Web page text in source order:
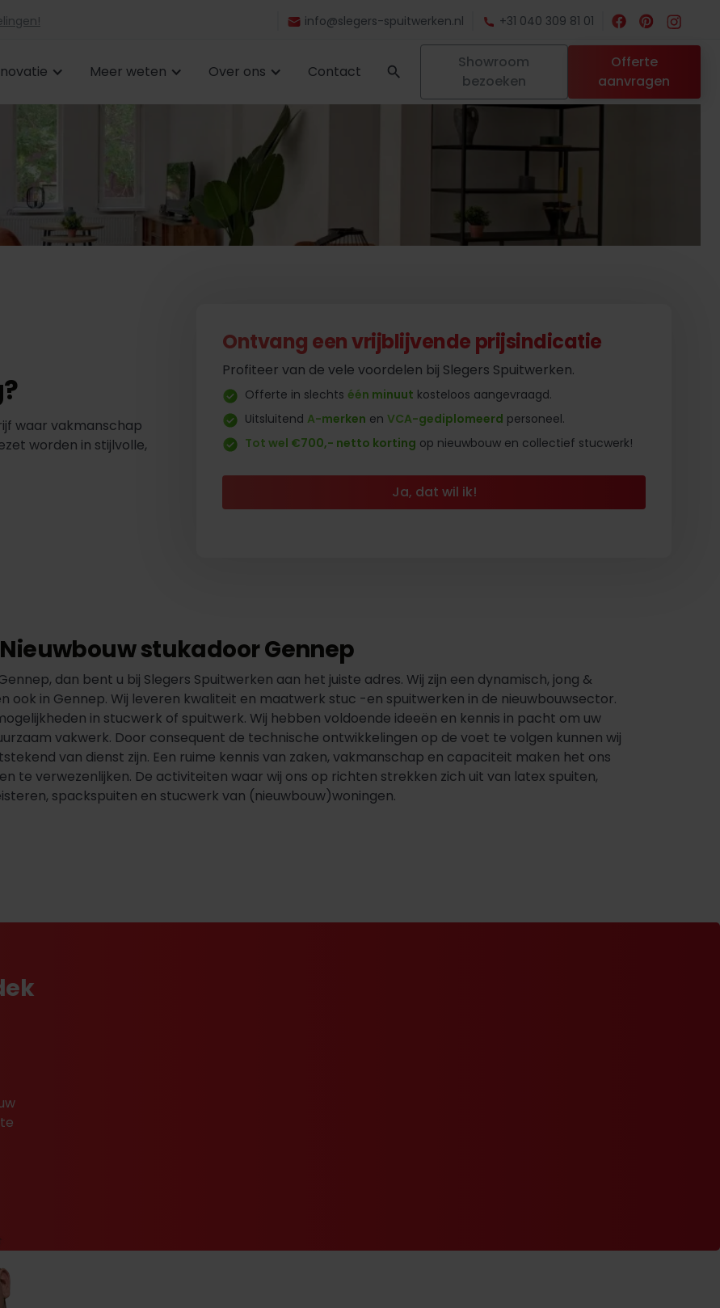
info@slegers-spuitwerken.nl +31 040 309 81 01
Meer weten Over ons Contact
Showroom
bezoeken
Offerte
aanvragen
waar vakmanschap
worden in stijlvolle,
Ontvang een vrijblijvende prijsindicatie
Profiteer van de vele voordelen bij Slegers Spuitwerken.
Offerte in slechts één minuut kosteloos aangevraagd.
Uitsluitend A-merken en VCA-gediplomeerd personeel.
Tot wel €700,- netto korting op nieuwbouw en collectief stucwerk!
Ja, dat wil ik!
Nieuwbouw stukadoor Gennep
dan bent u bij Slegers Spuitwerken aan het juiste adres. Wij zijn een dynamisch, jong &
ook in Gennep. Wij leveren kwaliteit en maatwerk stuc -en spuitwerken in de nieuwbouwsector.
in stucwerk of spuitwerk. Wij hebben voldoende ideeën en kennis in pacht om uw
vakwerk. Door consequent de technische ontwikkelingen op de voet te volgen kunnen wij
van dienst zijn. Een ruime kennis van zaken, vakmanschap en capaciteit maken het ons
te verwezenlijken. De activiteiten waar wij ons op richten strekken zich uit van latex spuiten,
spackspuiten en stucwerk van (nieuwbouw)woningen.